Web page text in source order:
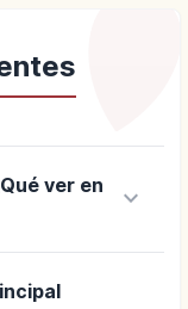
ver en
keyboard_arrow_down